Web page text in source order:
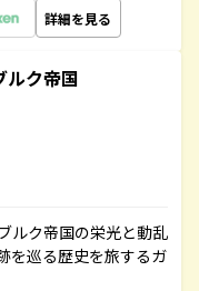
詳細を見る
ク帝国
ルク帝国の栄光と動乱
を巡る歴史を旅するガ